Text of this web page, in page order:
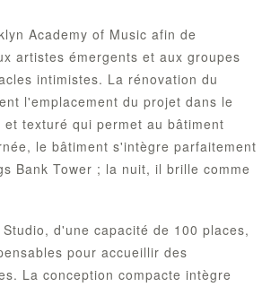
Academy of Music afin de
artistes émergents et aux groupes
intimistes. La rénovation du
l'emplacement du projet dans le
texturé qui permet au bâtiment
le bâtiment s'intègre parfaitement
Bank Tower ; la nuit, il brille comme
d'une capacité de 100 places,
pour accueillir des
La conception compacte intègre